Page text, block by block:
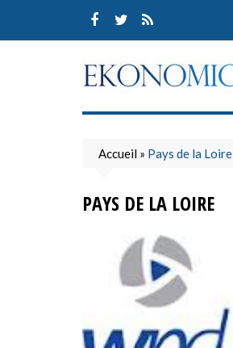
content
Accueil » Pays de la Loire
PAYS DE LA LOIRE